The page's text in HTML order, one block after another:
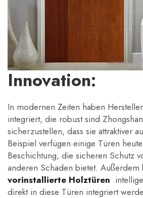
Innovation:
In modernen Zeiten haben
integriert, die robust sind Zhongshan
sicherzustellen, dass sie attraktiver
Beispiel verfügen einige Türen
Beschichtung, die sicheren Schutz
anderen Schäden bietet. Außerdem
vorinstallierte Holztüren
direkt in diese Türen integriert